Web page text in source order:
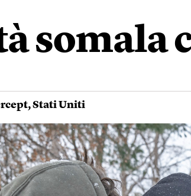
somala
,Stati Uniti